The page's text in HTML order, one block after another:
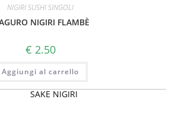
NIGIRI SUSHI SINGOLI
NIGIRI FLAMBÈ
€ 2.50
Aggiungi al carrello